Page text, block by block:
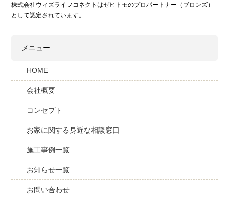
株式会社ウィズライフコネクトはゼヒトモのプロパートナー（ブロンズ）
として認定されています。
メニュー
HOME
会社概要
コンセプト
お家に関する身近な相談窓口
施工事例一覧
お知らせ一覧
お問い合わせ